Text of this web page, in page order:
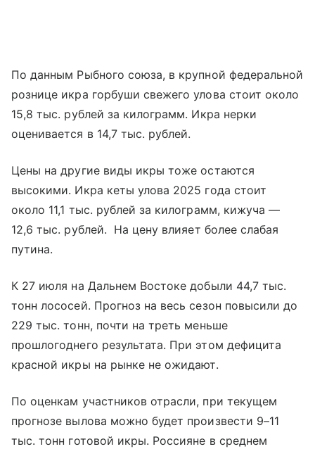
По данным Рыбного союза, в крупной федеральной
рознице икра горбуши свежего улова стоит около
15,8 тыс. рублей за килограмм. Икра нерки
оценивается в 14,7 тыс. рублей.
Цены на другие виды икры тоже остаются
высокими. Икра кеты улова 2025 года стоит
около 11,1 тыс. рублей за килограмм, кижуча —
12,6 тыс. рублей. На цену влияет более слабая
путина.
К 27 июля на Дальнем Востоке добыли 44,7 тыс.
тонн лососей. Прогноз на весь сезон повысили до
229 тыс. тонн, почти на треть меньше
прошлогоднего результата. При этом дефицита
красной икры на рынке не ожидают.
По оценкам участников отрасли, при текущем
прогнозе вылова можно будет произвести 9–11
тыс. тонн готовой икры. Россияне в среднем